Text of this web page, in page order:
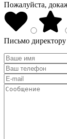
Пожалуйста,
Письмо директору